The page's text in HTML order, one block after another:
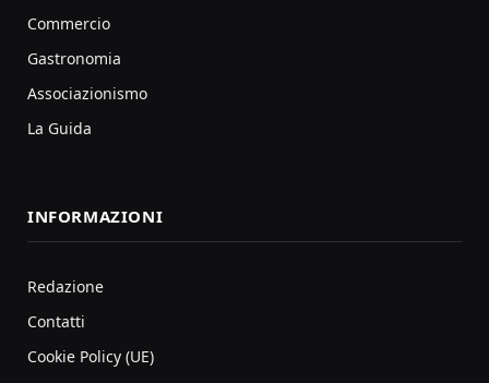
Commercio
Gastronomia
Associazionismo
La Guida
INFORMAZIONI
Redazione
Contatti
Cookie Policy (UE)